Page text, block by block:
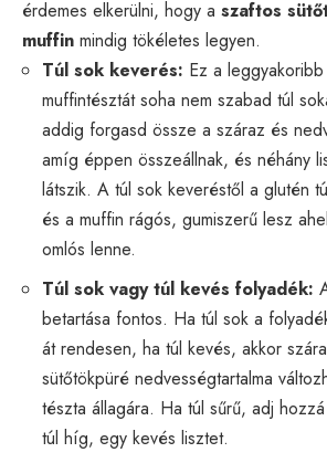
érdemes elkerülni, hogy a szaftos
muffin mindig tökéletes legyen.
Túl sok keverés: Ez a
muffintésztát soha nem szabad túl
addig forgasd össze a száraz és
amíg éppen összeállnak, és néhány
látszik. A túl sok keveréstől a glutén
és a muffin rágós, gumiszerű lesz
omlós lenne.
Túl sok vagy túl kevés folyadék:
betartása fontos. Ha túl sok a
át rendesen, ha túl kevés, akkor
sütőtökpüré nedvességtartalma
tészta állagára. Ha túl sűrű, adj
túl híg, egy kevés lisztet.